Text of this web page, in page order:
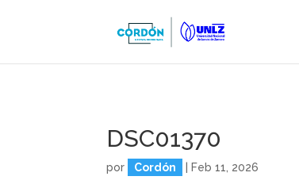
DSC01370
por Cordón Feb 11, 2026